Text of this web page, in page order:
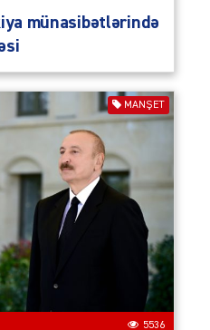
münasibətlərində
MANŞET
5536